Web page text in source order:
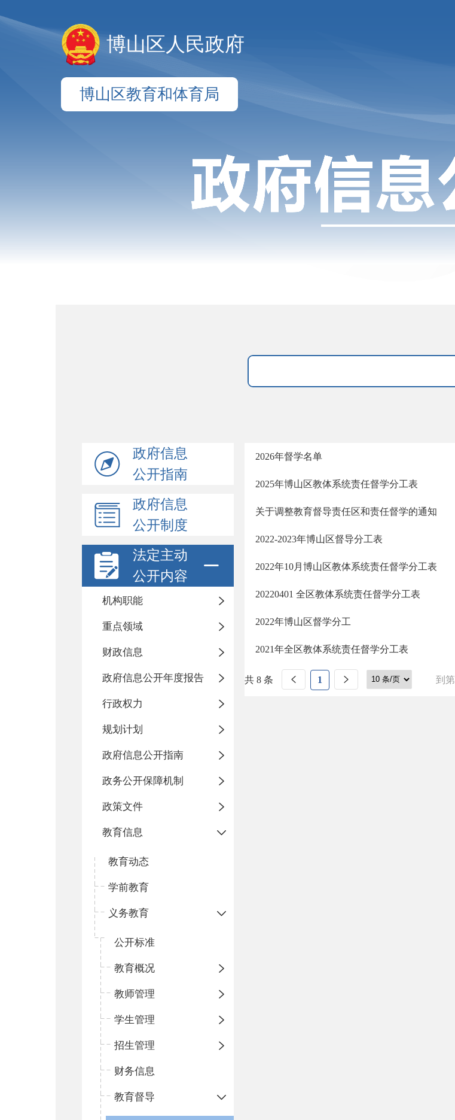
博山区人民政府
博山区教育和体育局
政府信息
公开指南
政府信息
公开制度
法定主动
公开内容
机构职能
重点领域
财政信息
政府信息公开年度报告
行政权力
规划计划
政府信息公开指南
政务公开保障机制
政策文件
教育信息
教育动态
学前教育
义务教育
公开标准
教育概况
教师管理
学生管理
招生管理
财务信息
教育督导
2026年督学名单
2025年博山区教体系统责任督学分工表
关于调整教育督导责任区和责任督学的通知
2022-2023年博山区督导分工表
2022年10月博山区教体系统责任督学分工表
20220401 全区教体系统责任督学分工表
2022年博山区督学分工
2021年全区教体系统责任督学分工表
共 8 条 1 到第